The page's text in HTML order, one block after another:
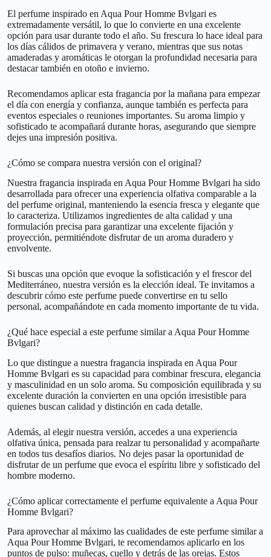
El perfume inspirado en Aqua Pour Homme Bvlgari es
extremadamente versátil, lo que lo convierte en una excelente
opción para usar durante todo el año. Su frescura lo hace ideal para
los días cálidos de primavera y verano, mientras que sus notas
amaderadas y aromáticas le otorgan la profundidad necesaria para
destacar también en otoño e invierno.
Recomendamos aplicar esta fragancia por la mañana para empezar
el día con energía y confianza, aunque también es perfecta para
eventos especiales o reuniones importantes. Su aroma limpio y
sofisticado te acompañará durante horas, asegurando que siempre
dejes una impresión positiva.
¿Cómo se compara nuestra versión con el original?
Nuestra fragancia inspirada en Aqua Pour Homme Bvlgari ha sido
desarrollada para ofrecer una experiencia olfativa comparable a la
del perfume original, manteniendo la esencia fresca y elegante que
lo caracteriza. Utilizamos ingredientes de alta calidad y una
formulación precisa para garantizar una excelente fijación y
proyección, permitiéndote disfrutar de un aroma duradero y
envolvente.
Si buscas una opción que evoque la sofisticación y el frescor del
Mediterráneo, nuestra versión es la elección ideal. Te invitamos a
descubrir cómo este perfume puede convertirse en tu sello
personal, acompañándote en cada momento importante de tu vida.
¿Qué hace especial a este perfume similar a Aqua Pour Homme
Bvlgari?
Lo que distingue a nuestra fragancia inspirada en Aqua Pour
Homme Bvlgari es su capacidad para combinar frescura, elegancia
y masculinidad en un solo aroma. Su composición equilibrada y su
excelente duración la convierten en una opción irresistible para
quienes buscan calidad y distinción en cada detalle.
Además, al elegir nuestra versión, accedes a una experiencia
olfativa única, pensada para realzar tu personalidad y acompañarte
en todos tus desafíos diarios. No dejes pasar la oportunidad de
disfrutar de un perfume que evoca el espíritu libre y sofisticado del
hombre moderno.
¿Cómo aplicar correctamente el perfume equivalente a Aqua Pour
Homme Bvlgari?
Para aprovechar al máximo las cualidades de este perfume similar a
Aqua Pour Homme Bvlgari, te recomendamos aplicarlo en los
puntos de pulso: muñecas, cuello y detrás de las orejas. Estos